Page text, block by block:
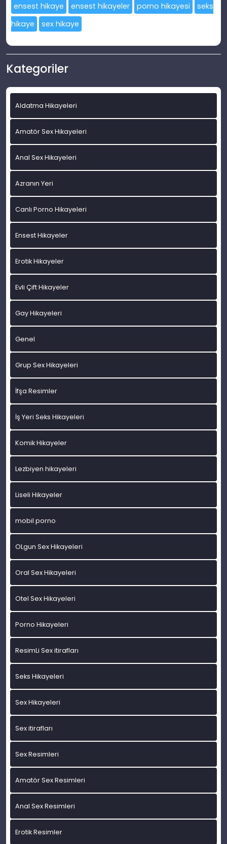
ensest hikaye ensest hikayeler porno hikayesi
seks
hikaye
sex hikaye
Kategoriler
Aldatma Hikayeleri
Amatör Sex Hikayeleri
Anal Sex Hikayeleri
Azranın Yeri
Canlı Porno Hikayeleri
Ensest Hikayeler
Erotik Hikayeler
Evli Çift Hikayeler
Gay Hikayeleri
Genel
Grup Sex Hikayeleri
İfşa Resimler
İş Yeri Seks Hikayeleri
Komik Hikayeler
Lezbiyen hikayeleri
Liseli Hikayeler
mobil porno
OLgun Sex Hikayeleri
Oral Sex Hikayeleri
Otel Sex Hikayeleri
Porno Hikayeleri
ResimLi Sex itirafları
Seks Hikayeleri
Sex Hikayeleri
Sex itirafları
Sex Resimleri
Amatör Sex Resimleri
Anal Sex Resimleri
Erotik Resimler